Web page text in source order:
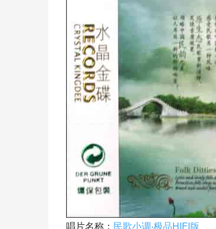
唱片名称： 民歌小调·极品HIFI版